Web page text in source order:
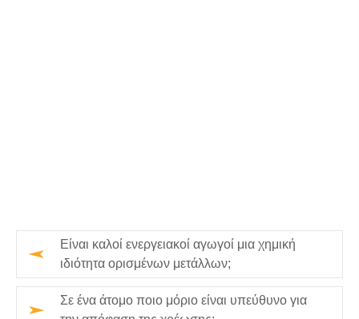
Είναι καλοί ενεργειακοί αγωγοί μια χημική
ιδιότητα ορισμένων μετάλλων;
Σε ένα άτομο ποιο μόριο είναι υπεύθυνο για